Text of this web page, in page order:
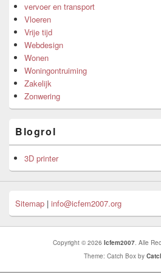
vervoer en transport
Vloeren
Vrije tijd
Webdesign
Wonen
Woningontruiming
Zakelijk
Zonwering
Blogrol
3D printer
Sitemap | info@icfem2007.org
Copyright © 2026 Icfem2007. Alle
Theme: Catch Box by